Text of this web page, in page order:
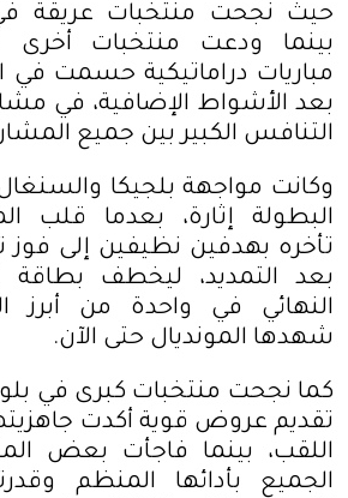
حيث نجحت منتخبات عريقة في
بينما ودعت منتخبات أخرى
مباريات دراماتيكية حسمت في
بعد الأشواط الإضافية، في
التنافس الكبير بين جميع
وكانت مواجهة بلجيكا
البطولة إثارة، بعدما قلب
بعد التمديد، ليخطف بطاقة
النهائي في واحدة من أبرز
شهدها المونديال حتى الآن.
كما نجحت منتخبات كبرى في بلوغ
تقديم عروض قوية أكدت
اللقب، بينما فاجأت بعض
الجميع بأدائها المنظم